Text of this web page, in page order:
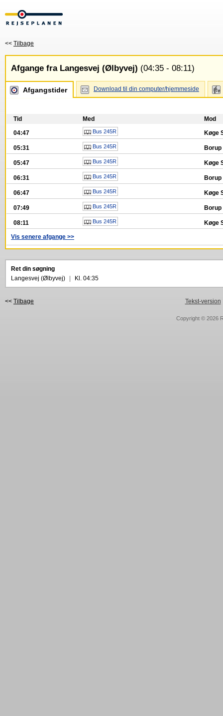
<< Tilbage
Afgange fra Langesvej (Ølbyvej) (04:35 - 08:11)
Afgangstider Download til din computer/hjemmeside
Tid Med
Mod
04:47
Bus 245R Køge
05:31 Bus 245R
05:47 Bus 245R Køge
06:31 Bus 245R
06:47 Bus 245R Køge
07:49 Bus 245R
08:11 Bus 245R
Køge
Vis senere afgange >>
Ret din søgning
Langesvej (Ølbyvej)
Kl. 04:35
<< Tilbage Tekst-version
Copyright © 2026